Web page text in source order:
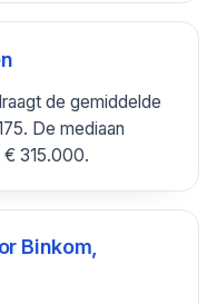
de gemiddelde
De mediaan
315.000.
Binkom,